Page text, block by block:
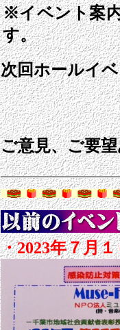
※イベント案
す。
次回ホールイ
ご意見、ご要
・2023年７月